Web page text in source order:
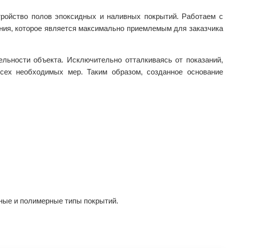
полов эпоксидных и наливных покрытий. Работаем с
которое является максимально приемлемым для заказчика
объекта. Исключительно отталкиваясь от показаний,
необходимых мер. Таким образом, созданное основание
и полимерные типы покрытий.⁠